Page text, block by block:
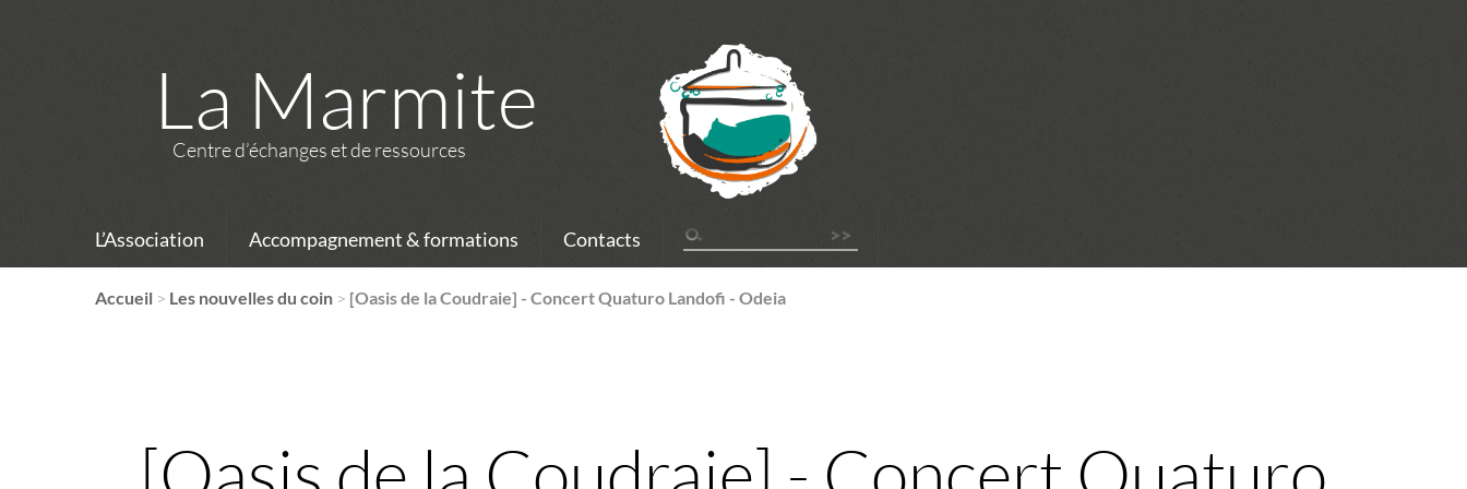
La Marmite
Centre d’échanges et de ressources
L’Association Accompagnement & formations Contacts
Accueil > Les nouvelles du coin > [Oasis de la Coudraie] - Concert Quaturo Landofi - Odeia